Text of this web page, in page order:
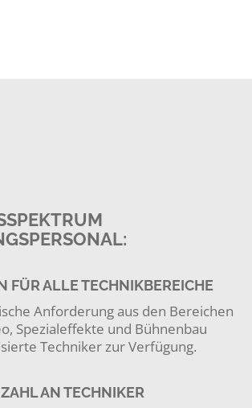
FÜR ALLE TECHNIKBEREICHE
Anforderung aus den Bereichen
Spezialeffekte und Bühnenbau
Techniker zur Verfügung.
AN TECHNIKER